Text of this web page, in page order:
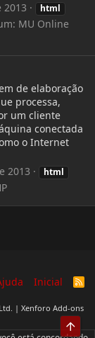
2013
html
MU Online
de elaboração
processa,
um cliente
conectada
o Internet
2013
html
Inicial
R
| Xenforo Add-ons